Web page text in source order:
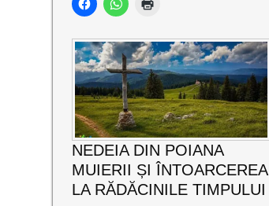
NEDEIA DIN POIANA
MUIERII ȘI ÎNTOARCEREA
LA RĂDĂCINILE TIMPULUI